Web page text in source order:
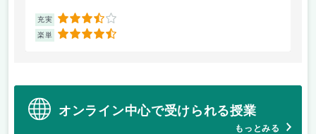
充実 3.5
楽単 4.5
オンライン中心で受けられる授業
もっとみる